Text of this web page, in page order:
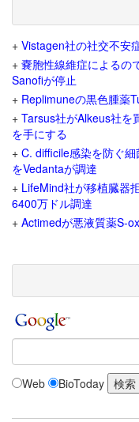
+ Vistagen社の社交不安
+ 嚢胞性線維症によるの
Sanofiが停止
+ Replimuneの黒色腫薬
+ Tarsus社がAlkeus社を
を手にする
+ C. difficile感染を防ぐ
をVedantaが調達
+ LifeMind社が移植臓器
6400万ドル調達
+ Actimedが悪液質薬S-
Web BioToday